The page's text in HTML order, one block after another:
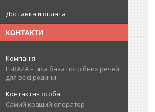
Доставка и оплата
КОНТАКТИ
IT-BAZA – ціла база потрібних речей
для всієї родини
Самий кращий оператор